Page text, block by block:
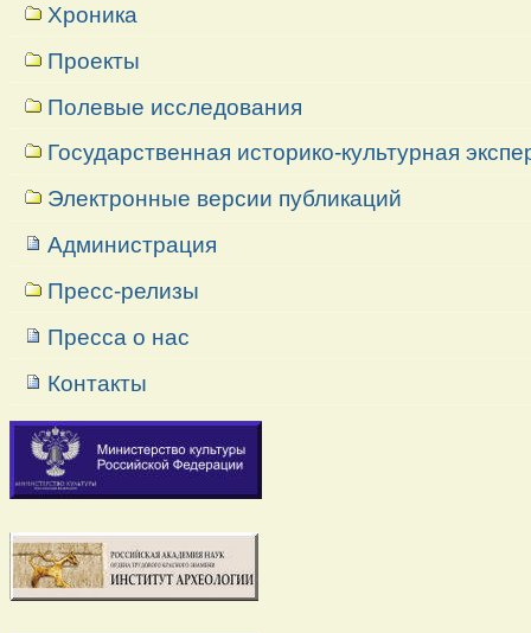
Хроника
Проекты
Полевые исследования
Государственная историко-культурная
Электронные версии публикаций
Администрация
Пресс-релизы
Пресса о нас
Контакты